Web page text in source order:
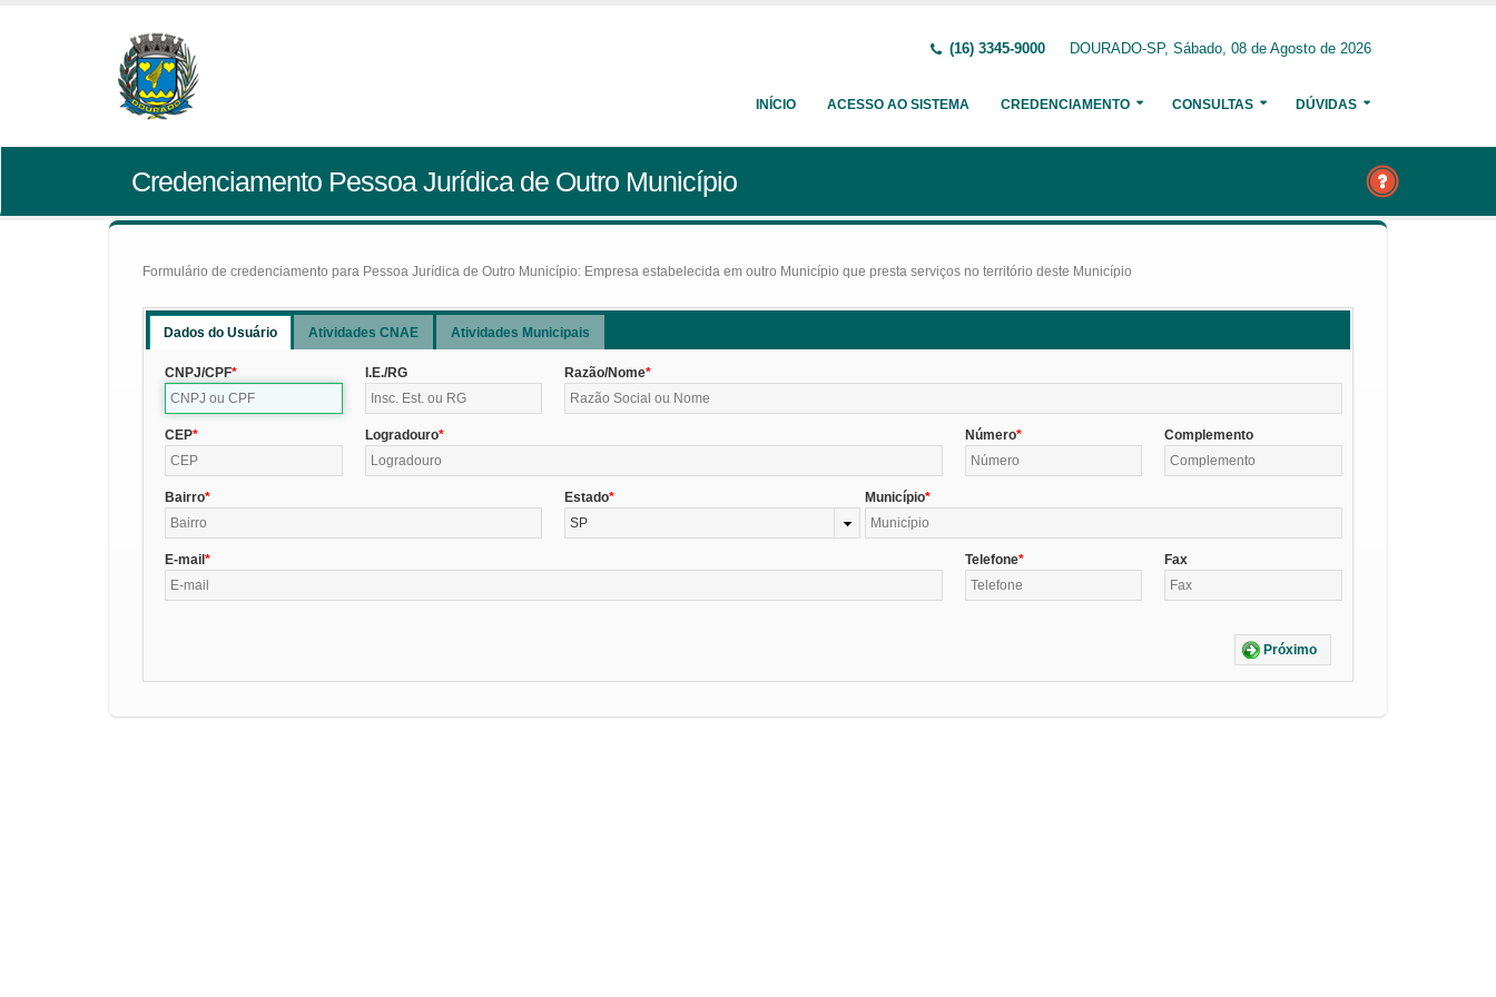
(16) 3345-9000 DOURADO-SP, Sábado, 08 de Agosto de 2026
INÍCIO ACESSO AO SISTEMA CREDENCIAMENTO CONSULTAS DÚVIDAS
Credenciamento Pessoa Jurídica de Outro Município
Formulário de credenciamento para Pessoa Jurídica de Outro Município: Empresa estabelecida em outro Município que presta serviços no território deste Município
Dados do Usuário Atividades CNAE Atividades Municipais
CNPJ/CPF I.E./RG Razão/Nome
CEP Logradouro Número Complemento
Bairro
Estado
SP
Município
E-mail Telefone Fax
Próximo